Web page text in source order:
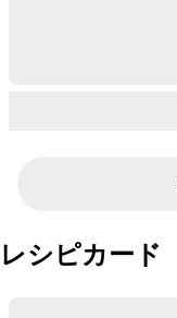
レシピカード